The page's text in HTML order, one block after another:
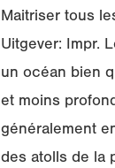
Maitriser tous
Uitgever: Impr.
un océan bien
et moins
généralement
des atolls de la